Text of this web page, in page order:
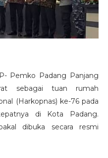
Pemko Padang Panjang
sebagai tuan rumah
(Harkopnas) ke-76 pada
di Kota Padang.
dibuka secara resmi